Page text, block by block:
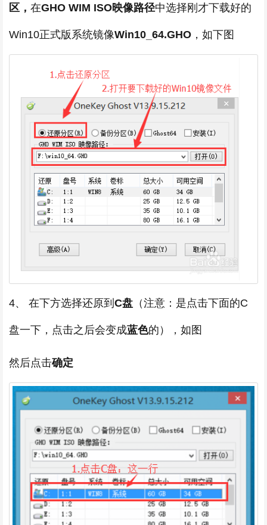
区， 在GHO WIM ISO映像路径中选择刚才下载好的
Win10正式版系统镜像Win10_64.GHO ，如下图
4、 在下方选择还原到 C盘 （注意：是点击下面的C
盘一下，点击之后会变成蓝色的），如图
然后点击确定